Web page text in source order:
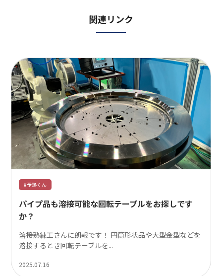
関連リンク
2025.07.16
#予熱くん
パイプ品も溶接可能な回転テーブルをお探しです
か？
溶接熟練工さんに朗報です！ 円筒形状品や大型金型などを
溶接するとき回転テーブルを...